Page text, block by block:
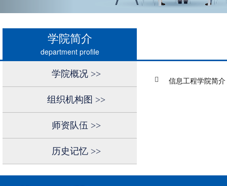
学院简介
department profile
学院概况>>
组织机构图 >>
师资队伍 >>
历史记忆>>
信息工程学院简介